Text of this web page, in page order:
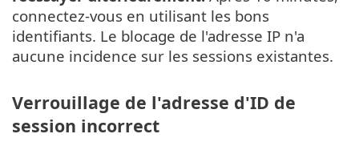
connectez-vous en utilisant les bons
identifiants. Le blocage de l'adresse IP n'a
aucune incidence sur les sessions existantes.
Verrouillage de l'adresse d'ID de
session incorrect